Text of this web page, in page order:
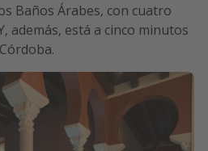
Baños Árabes, con cuatro
además, está a cinco minutos